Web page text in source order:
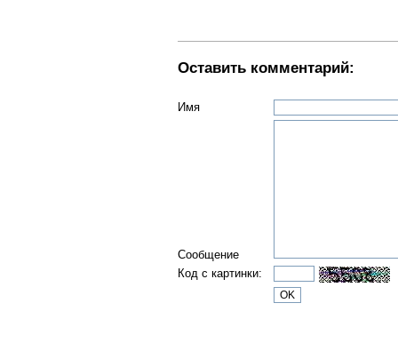
Оставить комментарий:
Имя
Сообщение
Код с картинки: